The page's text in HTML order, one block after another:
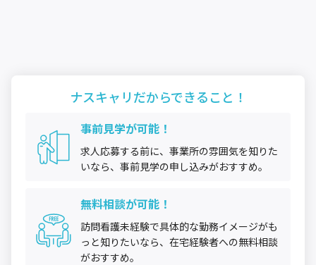
ナスキャリだからできること！
事前見学が可能！
求人応募する前に、事業所の雰囲気を知りた
いなら、事前見学の申し込みがおすすめ。
無料相談が可能！
訪問看護未経験で具体的な勤務イメージがも
っと知りたいなら、在宅経験者への無料相談
がおすすめ。